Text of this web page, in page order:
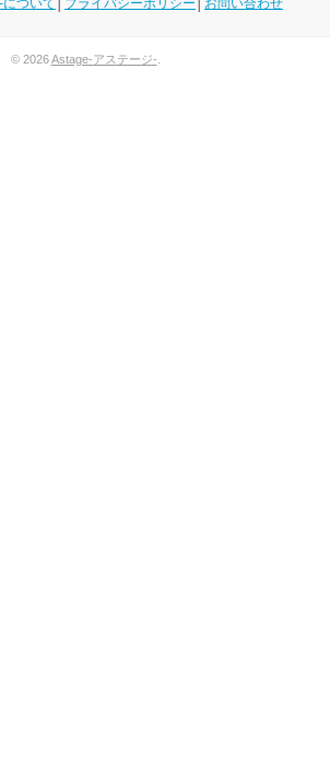
ついて プライバシーポリシー お問い合わせ
© 2026Astage-アステージ-.